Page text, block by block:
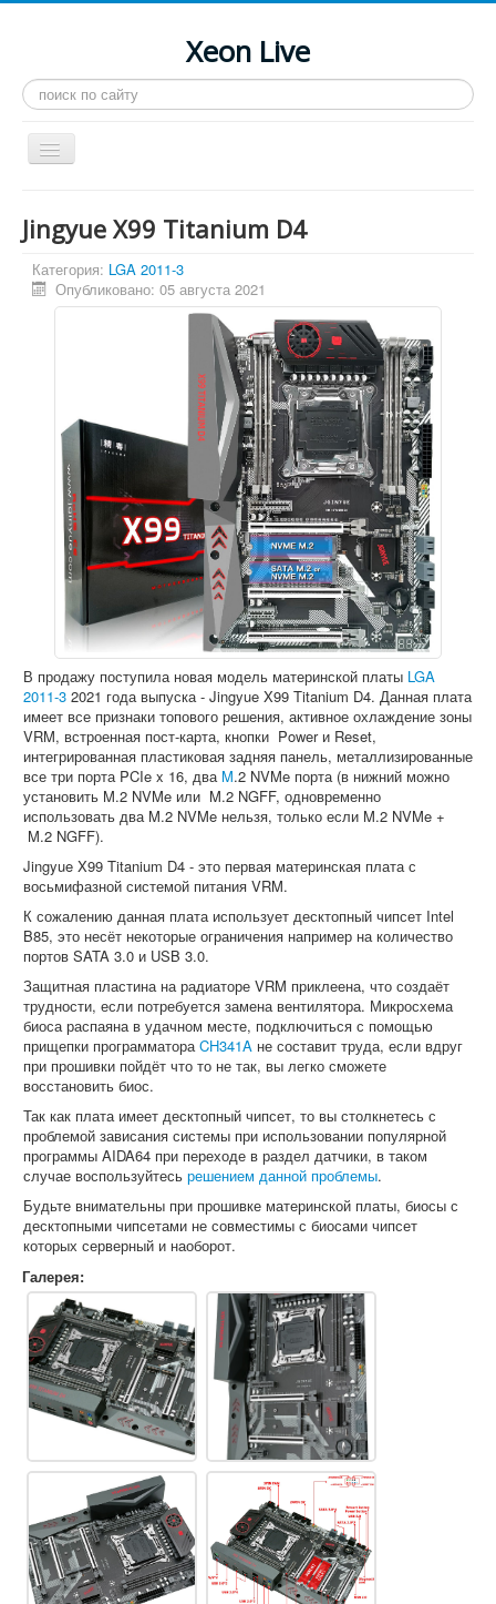
Xeon Live
Искать...
Toggle
Navigation
LGA 2011-3
LGA 2011
Процессоры
Конференция
Системные программы
Софт
Jingyue X99 Titanium D4
Категория: LGA 2011-3
Опубликовано: 05 августа 2021
В продажу поступила новая модель материнской платы LGA
2011-3 2021 года выпуска - Jingyue X99 Titanium D4. Данная плата
имеет все признаки топового решения, активное охлаждение зоны
VRM, встроенная пост-карта, кнопки Power и Reset,
интегрированная пластиковая задняя панель, металлизированные
все три порта PCIe x 16, два M.2 NVMe порта (в нижний можно
установить M.2 NVMe или M.2 NGFF, одновременно
использовать два M.2 NVMe нельзя, только если M.2 NVMe +
M.2 NGFF).
Jingyue X99 Titanium D4 - это первая материнская плата с
восьмифазной системой питания VRM.
К сожалению данная плата использует десктопный чипсет Intel
B85, это несёт некоторые ограничения например на количество
портов SATA 3.0 и USB 3.0.
Защитная пластина на радиаторе VRM приклеена, что создаёт
трудности, если потребуется замена вентилятора. Микросхема
биоса распаяна в удачном месте, подключиться с помощью
прищепки программатораCH341A не составит труда, если вдруг
при прошивки пойдёт что то не так, вы легко сможете
восстановить биос.
Так как плата имеет десктопный чипсет, то вы столкнетесь с
проблемой зависания системы при использовании популярной
программы AIDA64 при переходе в раздел датчики, в таком
случае воспользуйтесь решением данной проблемы.
Будьте внимательны при прошивке материнской платы, биосы с
десктопными чипсетами не совместимы с биосами чипсет
которых серверный и наоборот.
Галерея: